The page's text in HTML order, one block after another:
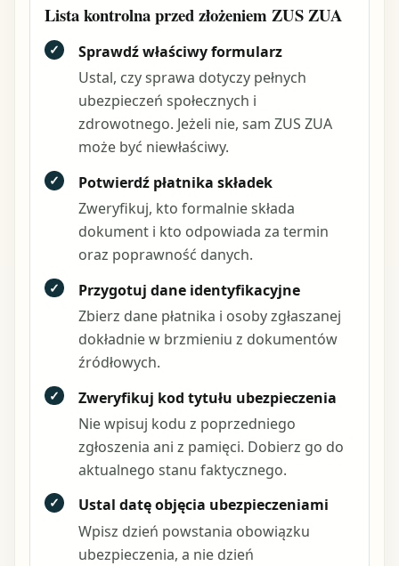
Lista kontrolna przed złożeniem ZUS ZUA
✓
Sprawdź właściwy formularz
Ustal, czy sprawa dotyczy pełnych
ubezpieczeń społecznych i
zdrowotnego. Jeżeli nie, sam ZUS ZUA
może być niewłaściwy.
✓
Potwierdź płatnika składek
Zweryfikuj, kto formalnie składa
dokument i kto odpowiada za termin
oraz poprawność danych.
✓
Przygotuj dane identyfikacyjne
Zbierz dane płatnika i osoby zgłaszanej
dokładnie w brzmieniu z dokumentów
źródłowych.
✓
Zweryfikuj kod tytułu ubezpieczenia
Nie wpisuj kodu z poprzedniego
zgłoszenia ani z pamięci. Dobierz go do
aktualnego stanu faktycznego.
✓
Ustal datę objęcia ubezpieczeniami
Wpisz dzień powstania obowiązku
ubezpieczenia, a nie dzień